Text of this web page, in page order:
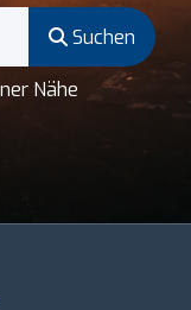
Suchen
Nähe